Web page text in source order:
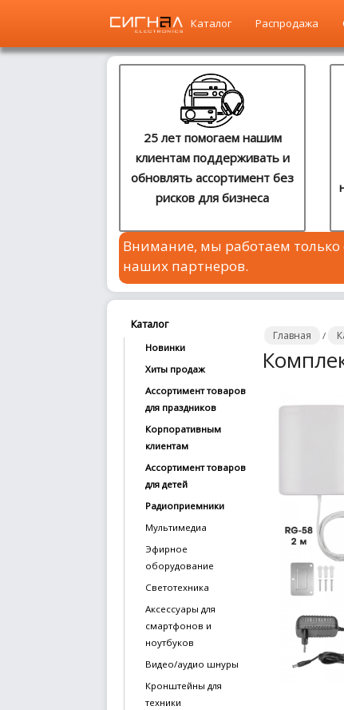
Сотрудничество
news@signalelectronics.ru
Каталог Распродажа
25 лет помогаем нашим
клиентам поддерживать и
обновлять ассортимент без
рисков для бизнеса
Внимание, мы работаем
наших партнеров.
Главная /
Каталог
Новинки
Хиты продаж
Ассортимент товаров
для праздников
Корпоративным
клиентам
Ассортимент товаров
для детей
Радиоприемники
Мультимедиа
Эфирное
оборудование
Светотехника
Аксессуары для
смартфонов и
ноутбуков
Видео/аудио шнуры
Кронштейны для
техники